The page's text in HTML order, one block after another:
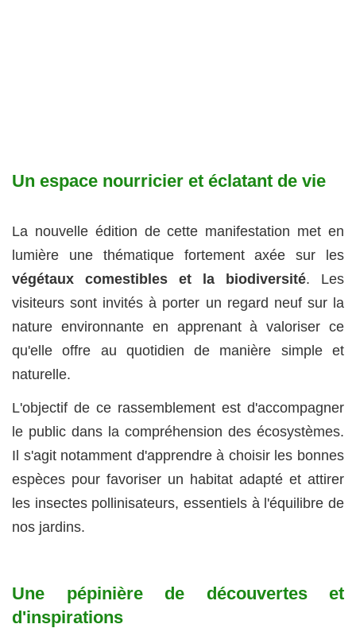
Un espace nourricier et éclatant de vie
La nouvelle édition de cette manifestation met en
lumière une thématique fortement axée sur les
végétaux comestibles et la biodiversité. Les
visiteurs sont invités à porter un regard neuf sur la
nature environnante en apprenant à valoriser ce
qu'elle offre au quotidien de manière simple et
naturelle.
L'objectif de ce rassemblement est d'accompagner
le public dans la compréhension des écosystèmes.
Il s'agit notamment d'apprendre à choisir les bonnes
espèces pour favoriser un habitat adapté et attirer
les insectes pollinisateurs, essentiels à l'équilibre de
nos jardins.
Une pépinière de découvertes et
d'inspirations